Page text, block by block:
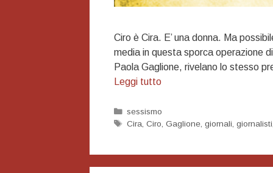
Ciro è Cira. E’ una donna. Ma
media in questa sporca operazione
Paola Gaglione, rivelano lo stesso
Leggi tuttoDottor
e
Mister
Categorie
sessismo
Tag
Cira,Ciro,Gaglione,giornali,giornalisti